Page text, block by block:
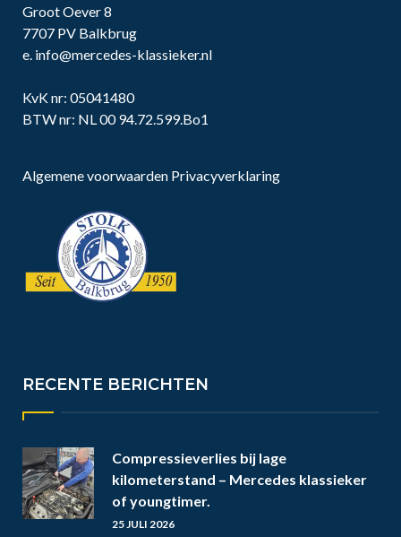
Groot Oever 8
7707 PV Balkbrug
e. info@mercedes-klassieker.nl
KvK nr: 05041480
BTW nr: NL 00 94.72.599.Bo1
Algemene voorwaarden Privacyverklaring
RECENTE BERICHTEN
Compressieverlies bij lage
kilometerstand – Mercedes klassieker
of youngtimer.
25 JULI 2026